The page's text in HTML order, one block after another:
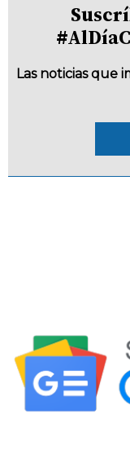
Las noticias que